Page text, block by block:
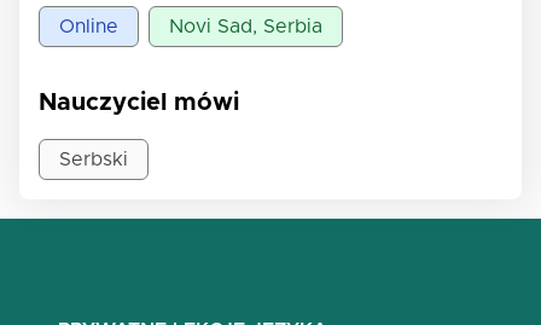
Online Novi Sad, Serbia
Nauczyciel mówi
Serbski